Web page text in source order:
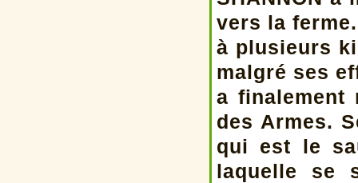
vers la
à plusieurs
malgré ses
a finalement
des Armes.
qui est le
laquelle se